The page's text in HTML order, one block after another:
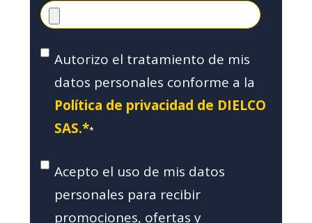
Autorizo el tratamiento de mis
datos personales conforme a la
Política de privacidad de DIELCO
SAS.**
Acepto el uso de mis datos
personales para recibir
promociones, ofertas y